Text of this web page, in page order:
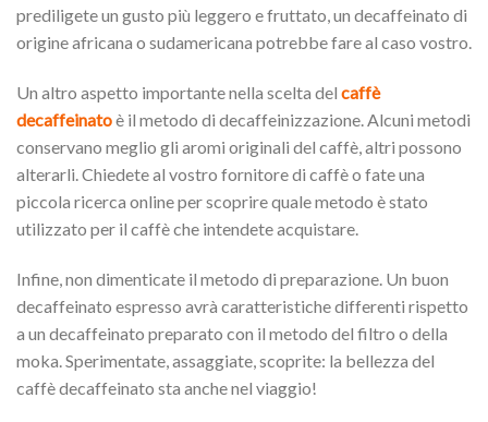
prediligete un gusto più leggero e fruttato, un decaffeinato di
origine africana o sudamericana potrebbe fare al caso vostro.
Un altro aspetto importante nella scelta del caffè
decaffeinatoè il metodo di decaffeinizzazione. Alcuni metodi
conservano meglio gli aromi originali del caffè, altri possono
alterarli. Chiedete al vostro fornitore di caffè o fate una
piccola ricerca online per scoprire quale metodo è stato
utilizzato per il caffè che intendete acquistare.
Infine, non dimenticate il metodo di preparazione. Un buon
decaffeinato espresso avrà caratteristiche differenti rispetto
a un decaffeinato preparato con il metodo del filtro o della
moka. Sperimentate, assaggiate, scoprite: la bellezza del
caffè decaffeinato sta anche nel viaggio!